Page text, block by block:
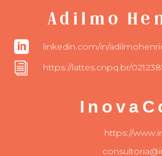
Adilmo
 linkedin.com/in/
i https://lattes.cnpq.br/
https://